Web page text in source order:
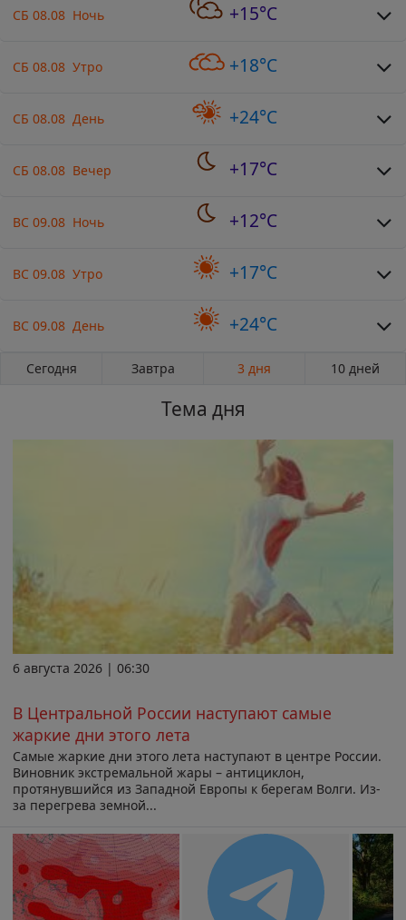
СБ 08.08 Ночь +15°C
СБ 08.08 Утро +18°C
СБ 08.08 День +24°C
СБ 08.08 Вечер +17°C
ВС 09.08 Ночь +12°C
ВС 09.08 Утро +17°C
ВС 09.08 День +24°C
Сегодня Завтра 3 дня 10 дней
Тема дня
6 августа 2026 | 06:30
В Центральной России наступают самые
жаркие дни этого лета
Самые жаркие дни этого лета наступают в центре России.
Виновник экстремальной жары – антициклон,
протянувшийся из Западной Европы к берегам Волги. Из-
за перегрева земной...